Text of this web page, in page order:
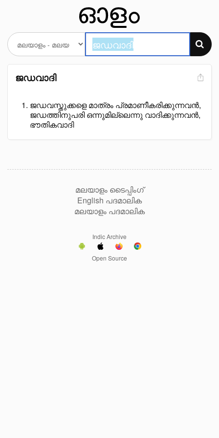
ജഡവാദി
ജഡവസ്തുക്കളെ മാത്രം പ്രമാണീകരിക്കുന്നവൻ,
ജഡത്തിനുപരി ഒന്നുമില്ലെന്നു വാദിക്കുന്നവൻ,
ഭൗതികവാദി
മലയാളം ടൈപ്പിംഗ്
English പദമാലിക
മലയാളം പദമാലിക
Indic Archive
Open Source